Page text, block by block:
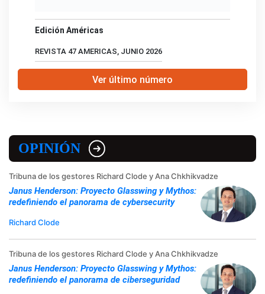
Edición Américas
REVISTA 47 AMERICAS, JUNIO 2026
Ver último número
OPINIÓN
Tribuna de los gestores Richard Clode y Ana Chkhikvadze
Janus Henderson: Proyecto Glasswing y Mythos:
redefiniendo el panorama de cybersecurity
Richard Clode
Tribuna de los gestores Richard Clode y Ana Chkhikvadze
Janus Henderson: Proyecto Glasswing y Mythos:
redefiniendo el panorama de ciberseguridad